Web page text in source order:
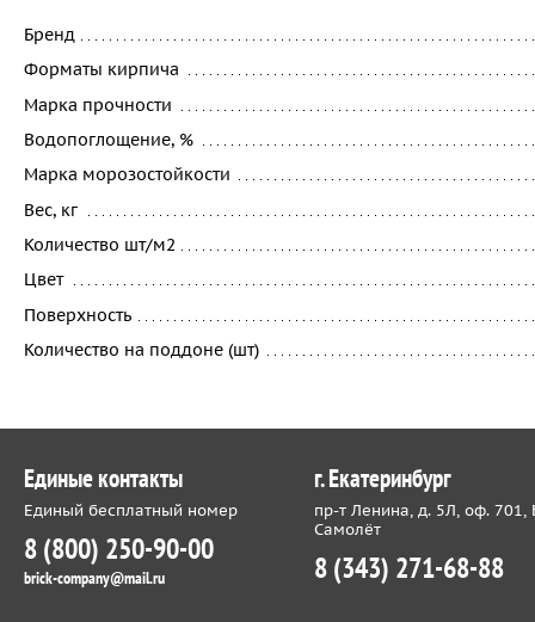
Бренд
Форматы кирпича
Марка прочности
Водопоглощение, %
Марка морозостойкости
Вес, кг
Количество шт/м2
Цвет
Поверхность
Количество на поддоне (шт)
Единые контакты
Единый бесплатный номер
8 (800) 250-90-00
brick-company@mail.ru
г. Екатеринбург
пр-т Ленина, д. 5Л, оф. 701,
Самолёт
8 (343) 271-68-88